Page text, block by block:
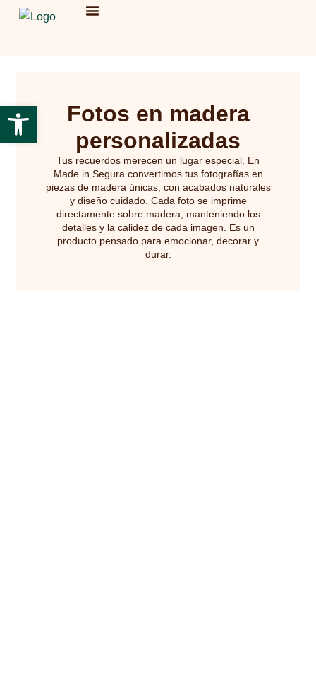
Abrir barra de herramientas
Fotos en madera
personalizadas
Tus recuerdos merecen un lugar especial. En
Made in Segura convertimos tus fotografías en
piezas de madera únicas, con acabados naturales
y diseño cuidado. Cada foto se imprime
directamente sobre madera, manteniendo los
detalles y la calidez de cada imagen. Es un
producto pensado para emocionar, decorar y
durar.